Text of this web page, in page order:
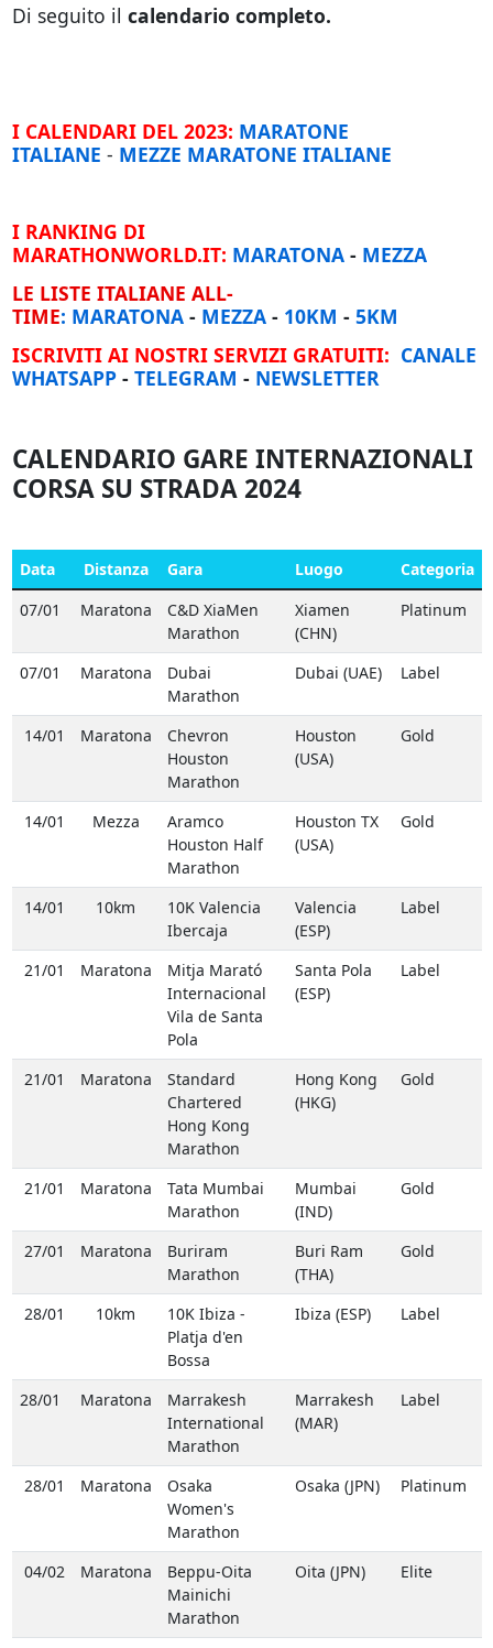
Di seguito il calendario completo.
I CALENDARI DEL 2023: MARATONE
ITALIANE - MEZZE MARATONE ITALIANE
I RANKING DI
MARATHONWORLD.IT: MARATONA- MEZZA
LE LISTE ITALIANE ALL-
TIME: MARATONA- MEZZA- 10KM - 5KM
ISCRIVITI AI NOSTRI SERVIZI GRATUITI: CANALE
WHATSAPP- TELEGRAM - NEWSLETTER
CALENDARIO GARE INTERNAZIONALI
CORSA SU STRADA 2024
Data Distanza Gara Luogo
Categoria
07/01
Maratona
C&D XiaMen
Marathon
Xiamen
(CHN)
Platinum
07/01 Maratona
Dubai
Marathon
Dubai (UAE) Label
14/01 Maratona
Chevron
Houston
Marathon
Houston
(USA)
Gold
14/01 Mezza
Aramco
Houston Half
Marathon
Houston TX
(USA)
Gold
14/01 10km
10K Valencia
Ibercaja
Valencia
(ESP)
Label
21/01 Maratona
Mitja Marató
Internacional
Vila de Santa
Pola
Santa Pola
(ESP)
Label
21/01 Maratona
Standard
Chartered
Hong Kong
Marathon
Hong Kong
(HKG)
Gold
21/01 Maratona
Tata Mumbai
Marathon
Mumbai
(IND)
Gold
27/01 Maratona
Buriram
Marathon
Buri Ram
(THA)
Gold
28/01 10km
10K Ibiza -
Platja d'en
Bossa
Ibiza (ESP) Label
28/01 Maratona
Marrakesh
International
Marathon
Marrakesh
(MAR)
Label
28/01 Maratona
Osaka
Women's
Marathon
Osaka (JPN) Platinum
04/02 Maratona
Beppu-Oita
Mainichi
Marathon
Oita (JPN) Elite